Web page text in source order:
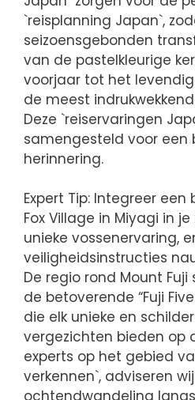
`reisplanning Japan`,
seizoensgebonden
van de pastelkleurige
voorjaar tot het
de meest
Deze `reiservaringen
samengesteld voor een
herinnering.
Expert Tip: Integreer
Fox Village in Miyagi in
unieke vossenervaring,
veiligheidsinstructies
De regio rond Mount
de betoverende “Fuji
die elk unieke en
vergezichten bieden op
experts op het gebied
verkennen`, adviseren
ochtendwandeling